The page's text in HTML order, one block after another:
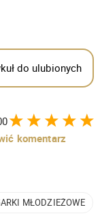
do ulubionych
komentarz
MŁODZIEŻOWE